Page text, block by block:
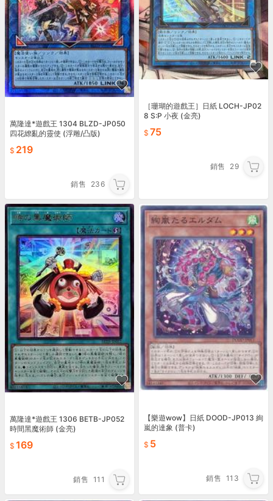
萬隆達*遊戲王 1304 BLZD-JP050
四花繚亂的靈使 (浮雕/凸版)
219
銷售 236
［珊瑚的遊戲王］日紙 LOCH-JP02
8 S:P 小夜 (金亮)
75
銷售 29
萬隆達*遊戲王 1306 BETB-JP052
時間黑魔術師 (金亮)
169
銷售 111
【樂遊wow】日紙 DOOD-JP013 絢
嵐的達象 (普卡)
5
銷售 113